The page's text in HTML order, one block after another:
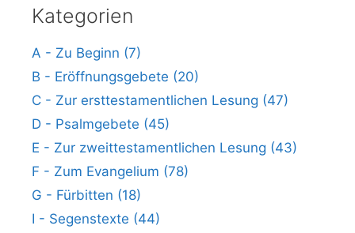
Kategorien
A - Zu Beginn (7)
B - Eröffnungsgebete (20)
C - Zur ersttestamentlichen Lesung (47)
D - Psalmgebete (45)
E - Zur zweittestamentlichen Lesung (43)
F - Zum Evangelium (78)
G - Fürbitten (18)
I - Segenstexte (44)